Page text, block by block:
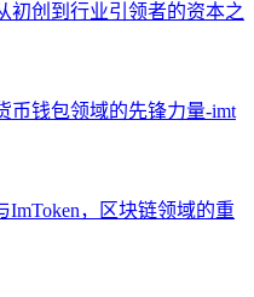
初创到行业引领者的资本之
币钱包领域的先锋力量-imt
ImToken，区块链领域的重